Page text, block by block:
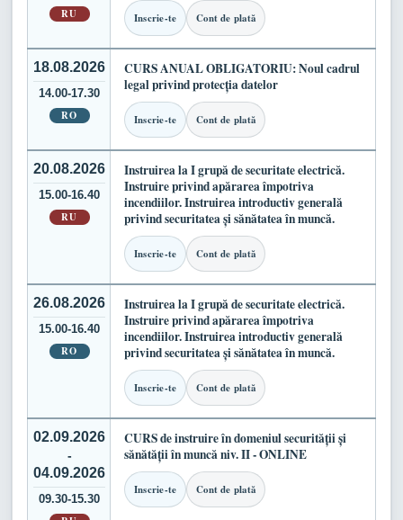
RU Inscrie-te Cont de plată
18.08.2026
14.00-17.30
RO
CURS ANUAL OBLIGATORIU: Noul cadrul
legal privind protecția datelor
Inscrie-te Cont de plată
20.08.2026
15.00-16.40
RU
Instruirea la I grupă de securitate electrică.
Instruire privind apărarea împotriva
incendiilor. Instruirea introductiv generală
privind securitatea și sănătatea în muncă.
Inscrie-te Cont de plată
26.08.2026
15.00-16.40
RO
Instruirea la I grupă de securitate electrică.
Instruire privind apărarea împotriva
incendiilor. Instruirea introductiv generală
privind securitatea și sănătatea în muncă.
Inscrie-te Cont de plată
02.09.2026
-
04.09.2026
09.30-15.30
CURS de instruire în domeniul securității și
sănătății în muncă niv. II - ONLINE
Inscrie-te Cont de plată